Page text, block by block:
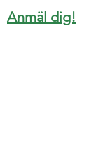
Anmäl dig!